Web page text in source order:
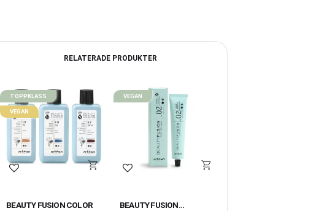
RELATERADE PRODUKTER
Lägg till i favoriter
BEAUTY FUSION COLOR
TOPPKLASS
VEGAN
Lägg till i favoriter
BEAUTY FUSION
VEGAN